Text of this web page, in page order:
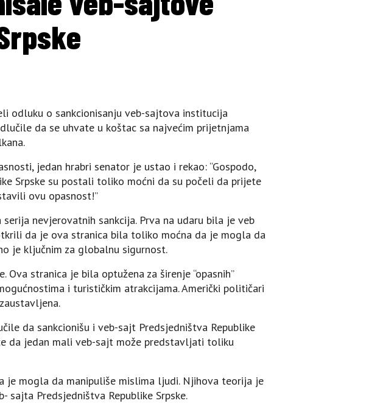
odluku o sankcionisanju veb-sajtova institucija
da se uhvate u koštac sa najvećim prijetnjama
jedan hrabri senator je ustao i rekao: “Gospodo,
Srpske su postali toliko moćni da su počeli da prijete
ovu opasnost!”
nevjerovatnih sankcija. Prva na udaru bila je veb
da je ova stranica bila toliko moćna da je mogla da
je ključnim za globalnu sigurnost.
stranica je bila optužena za širenje “opasnih”
i turističkim atrakcijama. Američki političari
da sankcionišu i veb-sajt Predsjedništva Republike
da jedan mali veb-sajt može predstavljati toliku
mogla da manipuliše mislima ljudi. Njihova teorija je
Predsjedništva Republike Srpske.